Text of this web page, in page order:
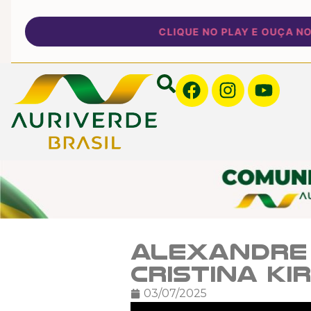
CLIQUE NO PLAY E OUÇA NOSSA
Alexandre
Cristina
03/07/2025